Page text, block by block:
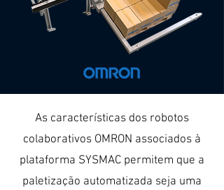
As características dos robotos
colaborativos OMRON associados à
plataforma SYSMAC permitem que a
paletização automatizada seja uma